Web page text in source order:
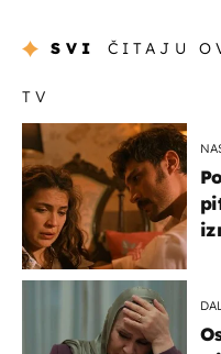
SVI ČITAJU
TV